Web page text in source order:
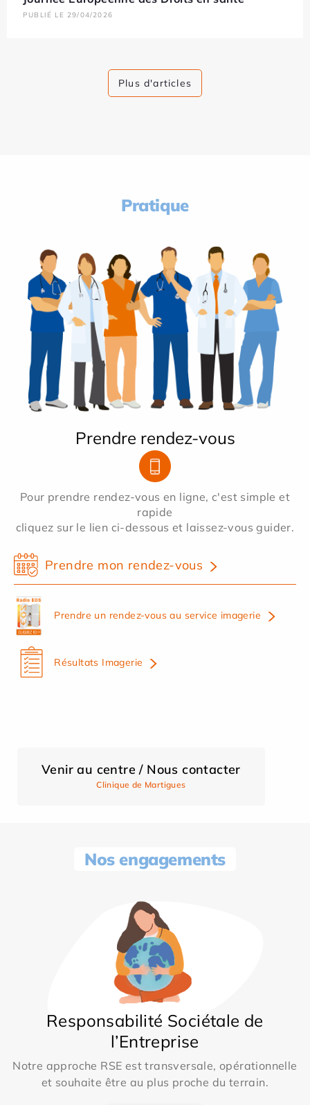
PUBLIÉ LE 29/04/2026
Plus d'articles
Pratique
Prendre rendez-vous
Pour prendre rendez-vous en ligne, c'est simple et
rapide
cliquez sur le lien ci-dessous et laissez-vous guider.
Prendre mon rendez-vous
Prendre un rendez-vous au service imagerie
Résultats Imagerie
Venir au centre / Nous contacter
Clinique de Martigues
Nos engagements
Responsabilité Sociétale de
l’Entreprise
Notre approche RSE est transversale, opérationnelle
et souhaite être au plus proche du terrain.